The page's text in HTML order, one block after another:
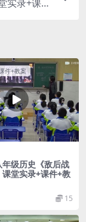
实录+课件
件+教案
年级历史《敌后战
堂实录+课件+教
15